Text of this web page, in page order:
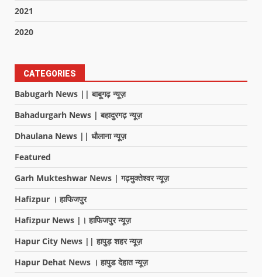
2021
2020
CATEGORIES
Babugarh News || बाबूगढ़ न्यूज़
Bahadurgarh News | बहादुरगढ़ न्यूज़
Dhaulana News || धौलाना न्यूज़
Featured
Garh Mukteshwar News | गढ़मुक्तेश्वर न्यूज़
Hafizpur । हाफिजपुर
Hafizpur News |। हाफिजपुर न्यूज़
Hapur City News || हापुड़ शहर न्यूज़
Hapur Dehat News । हापुड देहात न्यूज़